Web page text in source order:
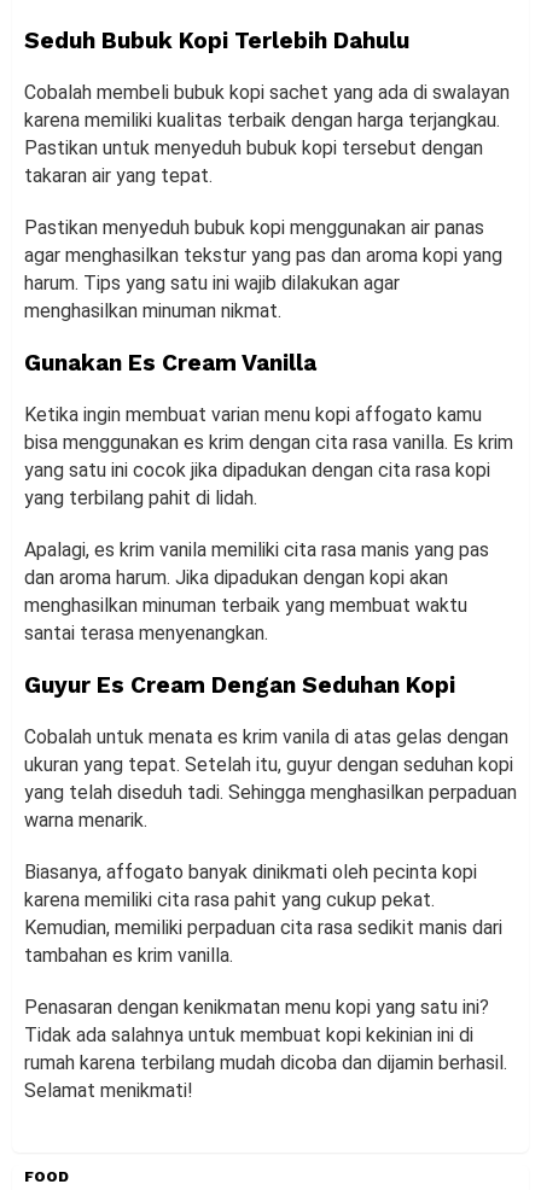
Seduh Bubuk Kopi Terlebih Dahulu
Cobalah membeli bubuk kopi sachet yang ada di swalayan
karena memiliki kualitas terbaik dengan harga terjangkau.
Pastikan untuk menyeduh bubuk kopi tersebut dengan
takaran air yang tepat.
Pastikan menyeduh bubuk kopi menggunakan air panas
agar menghasilkan tekstur yang pas dan aroma kopi yang
harum. Tips yang satu ini wajib dilakukan agar
menghasilkan minuman nikmat.
Gunakan Es Cream Vanilla
Ketika ingin membuat varian menu kopi affogato kamu
bisa menggunakan es krim dengan cita rasa vanilla. Es krim
yang satu ini cocok jika dipadukan dengan cita rasa kopi
yang terbilang pahit di lidah.
Apalagi, es krim vanila memiliki cita rasa manis yang pas
dan aroma harum. Jika dipadukan dengan kopi akan
menghasilkan minuman terbaik yang membuat waktu
santai terasa menyenangkan.
Guyur Es Cream Dengan Seduhan Kopi
Cobalah untuk menata es krim vanila di atas gelas dengan
ukuran yang tepat. Setelah itu, guyur dengan seduhan kopi
yang telah diseduh tadi. Sehingga menghasilkan perpaduan
warna menarik.
Biasanya, affogato banyak dinikmati oleh pecinta kopi
karena memiliki cita rasa pahit yang cukup pekat.
Kemudian, memiliki perpaduan cita rasa sedikit manis dari
tambahan es krim vanilla.
Penasaran dengan kenikmatan menu kopi yang satu ini?
Tidak ada salahnya untuk membuat kopi kekinian ini di
rumah karena terbilang mudah dicoba dan dijamin berhasil.
Selamat menikmati!
FOOD